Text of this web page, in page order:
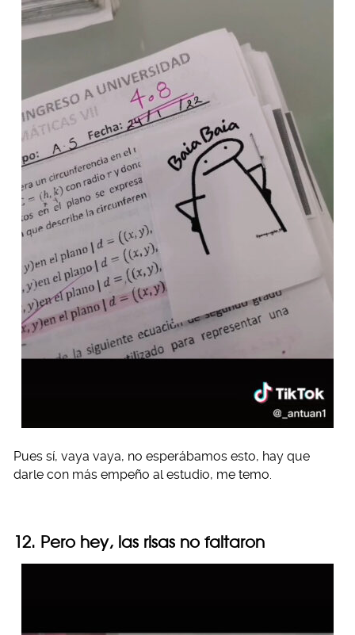
Pues sí, vaya vaya, no esperábamos esto, hay que
darle con más empeño al estudio, me temo.
12. Pero hey, las risas no faltaron